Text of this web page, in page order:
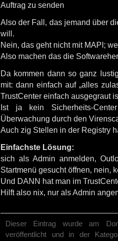
Auftrag zu senden
Also der Fall, das jemand über
will.
Nein, das geht nicht mit MAPI;
Also machen das die
Da kommen dann so ganz
mit: dann einfach auf „alles
TrustCenter einfach ausgegraut
Ist ja kein Sicherheits-
Überwachung durch den
Auch zig Stellen in der Registry
Einfachste Lösung:
sich als Admin anmelden,
Startmenü gesucht öffnen, nein,
Und DANN hat man im
Hilft also nix, nur als Admin
Dieser Eintrag wurde am
veröffentlicht und in der